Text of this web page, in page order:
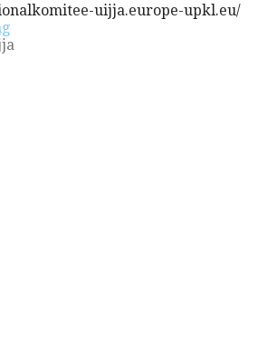
uijja.europe-upkl.eu/